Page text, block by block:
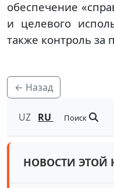
обеспечение
и целевого
также контроль за
← Назад
UZ RU Поиск
НОВОСТИ ЭТОЙ